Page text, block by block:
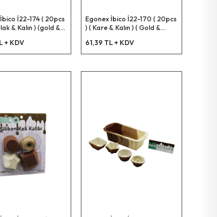
İ22-174 ( 20pcs
& Kalın ) (gold &
Çap: 6.5cm &
+ KDV
Egonex İbico İ22-170 ( 20pcs
) ( Kare & Kalın ) ( Gold &
Kapsülü ( Ağız:8.3x8.3cm &
Derinlik:3.5cm)*12x20
61,39 TL + KDV